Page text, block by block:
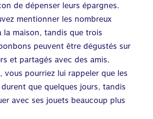
de dépenser leurs épargnes.
mentionner les nombreux
la maison, tandis que trois
peuvent être dégustés sur
et partagés avec des amis.
vous pourriez lui rappeler que les
que quelques jours, tandis
avec ses jouets beaucoup plus